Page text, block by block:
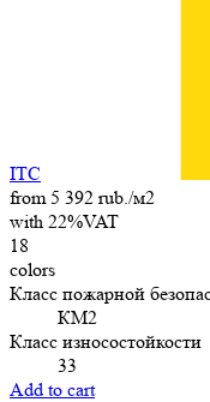
ITC
from 5 392 rub./м2
with 22%VAT
18
colors
Класс пожарной
КМ2
Класс износостойкости
33
Add to cart